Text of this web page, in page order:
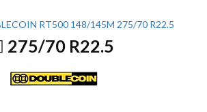
275/70 R22.5